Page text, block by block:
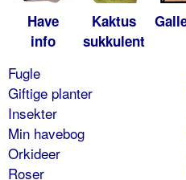
Have
info
Kaktus
sukkulent
Fugle
Giftige planter
Insekter
Min havebog
Orkideer
Roser